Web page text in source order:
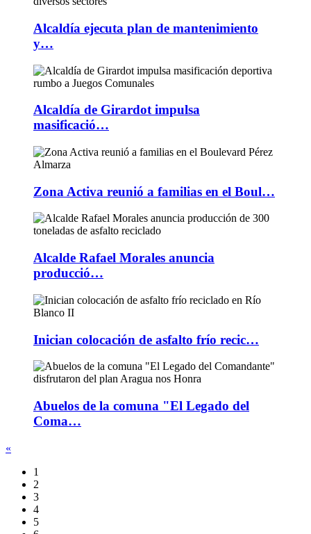
Alcaldía ejecuta plan de mantenimiento
y…
Alcaldía de Girardot impulsa
masificació…
Zona Activa reunió a familias en el Boul…
Alcalde Rafael Morales anuncia
producció…
Inician colocación de asfalto frío recic…
Abuelos de la comuna "El Legado del
Coma…
«
1
2
3
4
5